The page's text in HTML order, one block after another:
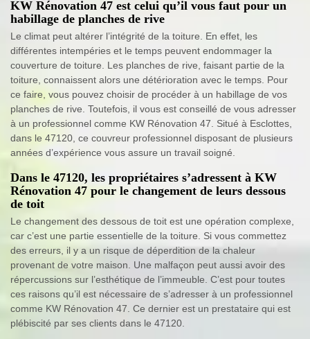
KW Rénovation 47 est celui qu’il vous faut pour un
habillage de planches de rive
Le climat peut altérer l’intégrité de la toiture. En effet, les
différentes intempéries et le temps peuvent endommager la
couverture de toiture. Les planches de rive, faisant partie de la
toiture, connaissent alors une détérioration avec le temps. Pour
ce faire, vous pouvez choisir de procéder à un habillage de vos
planches de rive. Toutefois, il vous est conseillé de vous adresser
à un professionnel comme KW Rénovation 47. Situé à Esclottes,
dans le 47120, ce couvreur professionnel disposant de plusieurs
années d’expérience vous assure un travail soigné.
Dans le 47120, les propriétaires s’adressent à KW
Rénovation 47 pour le changement de leurs dessous
de toit
Le changement des dessous de toit est une opération complexe,
car c’est une partie essentielle de la toiture. Si vous commettez
des erreurs, il y a un risque de déperdition de la chaleur
provenant de votre maison. Une malfaçon peut aussi avoir des
répercussions sur l’esthétique de l’immeuble. C’est pour toutes
ces raisons qu’il est nécessaire de s’adresser à un professionnel
comme KW Rénovation 47. Ce dernier est un prestataire qui est
plébiscité par ses clients dans le 47120.